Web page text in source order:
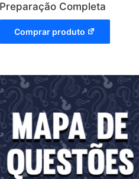
Preparação Completa
Comprar produto